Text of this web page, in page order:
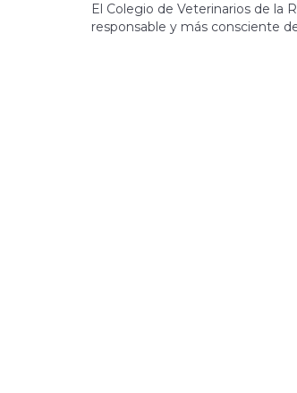
El Colegio de Veterinarios de la
responsable y más consciente